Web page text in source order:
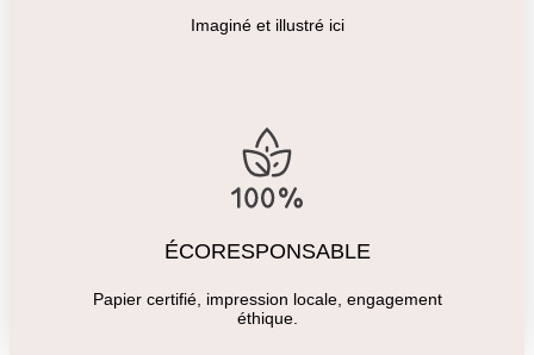
Imaginé et illustré ici
ÉCORESPONSABLE
Papier certifié, impression locale, engagement
éthique.